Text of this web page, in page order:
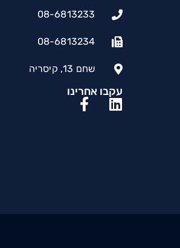
08-6813233
08-6813234
שחם 13, קיסריה
עקבו אחרינו